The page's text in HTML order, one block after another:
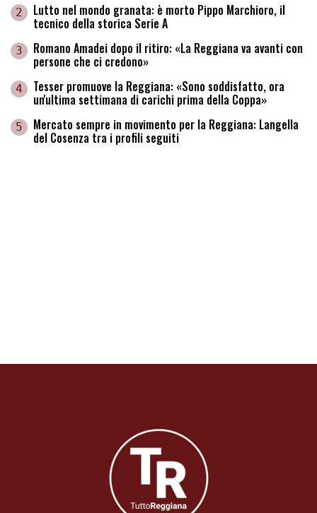
2 Lutto nel mondo granata: è morto Pippo Marchioro, il
tecnico della storica Serie A
3 Romano Amadei dopo il ritiro: «La Reggiana va avanti con
persone che ci credono»
4 Tesser promuove la Reggiana: «Sono soddisfatto, ora
un'ultima settimana di carichi prima della Coppa»
5 Mercato sempre in movimento per la Reggiana: Langella
del Cosenza tra i profili seguiti